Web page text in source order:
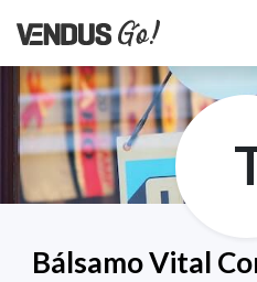
Bálsamo Vital